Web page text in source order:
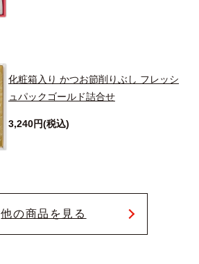
化粧箱入り かつお節削りぶし フレッシ
ュパックゴールド詰合せ
3,240円(税込)
他の商品を見る